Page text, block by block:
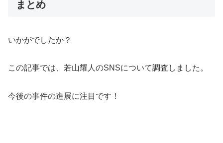
まとめ
いかがでしたか？
この記事では、若山耀人のSNSについて調査しました。
今後の事件の進展に注目です！